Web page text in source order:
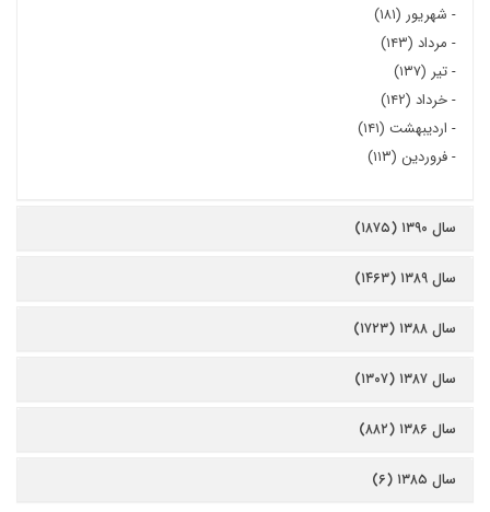
- شهریور (۱۸۱)
- مرداد (۱۴۳)
-تیر (۱۳۷)
-خرداد (۱۴۲)
- اردیبهشت (۱۴۱)
-فروردین (۱۱۳)
سال ۱۳۹۰ (۱۸۷۵)
سال ۱۳۸۹ (۱۴۶۳)
سال ۱۳۸۸ (۱۷۲۳)
سال ۱۳۸۷ (۱۳۰۷)
سال ۱۳۸۶ (۸۸۲)
سال ۱۳۸۵ (۶)